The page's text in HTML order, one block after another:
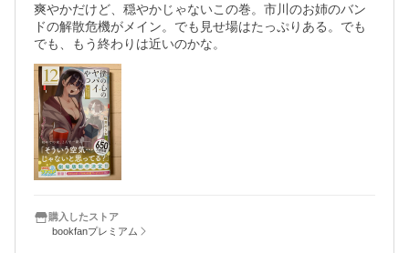
爽やかだけど、穏やかじゃないこの巻。市川のお姉のバン
ドの解散危機がメイン。でも見せ場はたっぷりある。でも
でも、もう終わりは近いのかな。
購入したストア
bookfanプレミアム